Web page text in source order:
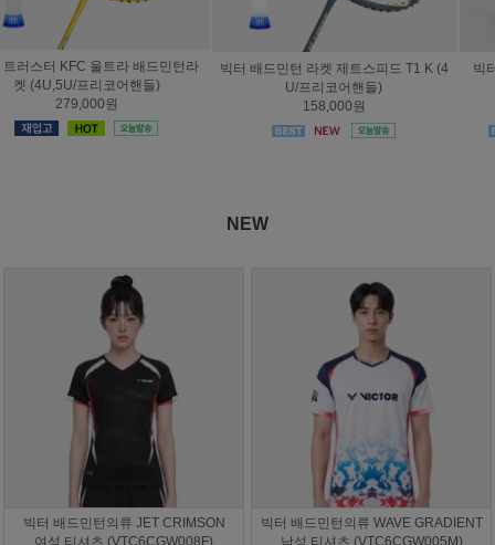
빅터 배드민턴 라켓 제트스피드 T1 K (4
U/프리코어핸들)
158,000원
빅터 라켓 아우라스피드 100X 울트라
(4U/프리코어핸들)
279,000원
NEW
빅터 배드민턴의류 JET CRIMSON
여성 티셔츠 (VTC6CGW008F)
빅터 배드민턴의류 WAVE GRADIENT
남성 티셔츠 (VTC6CGW005M)